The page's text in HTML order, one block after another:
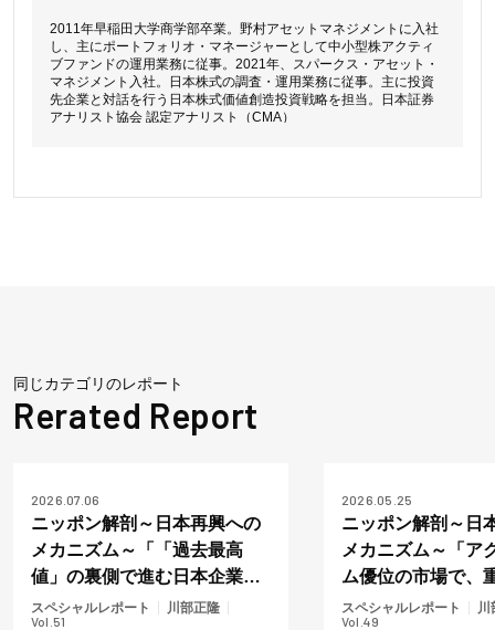
2011年早稲田大学商学部卒業。野村アセットマネジメントに入社
し、主にポートフォリオ・マネージャーとして中小型株アクティ
ブファンドの運用業務に従事。2021年、スパークス・アセット・
マネジメント入社。日本株式の調査・運用業務に従事。主に投資
先企業と対話を行う日本株式価値創造投資戦略を担当。日本証券
アナリスト協会 認定アナリスト（CMA）
同じカテゴリのレポート
2026.07.06
ニッポン解剖～日本再興への
メカニズム～「「過去最高
値」の裏側で進む日本企業の
構造変化」
スペシャルレポート
川部正隆
Vol.51
2026.05.25
ニッポン解剖～日
メカニズム～「ア
ム優位の市場で、
すエンゲージメン
スペシャルレポート
川
Vol.49